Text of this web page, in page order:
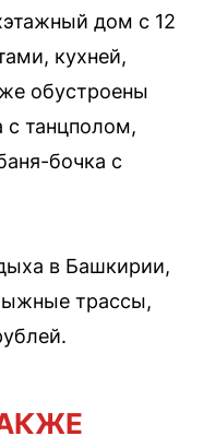
дом с 12
кухней,
обустроены
с танцполом,
бочка с
в Башкирии,
трассы,